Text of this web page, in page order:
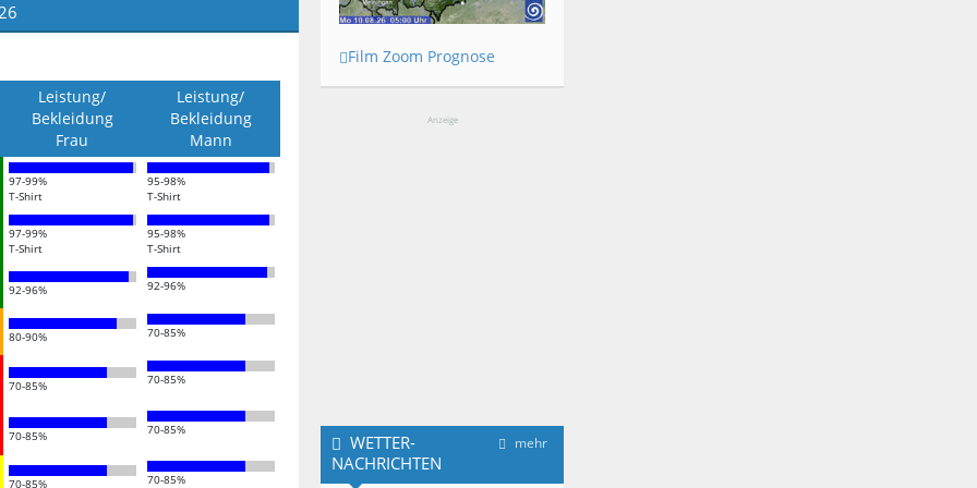
Leistung/
Bekleidung
Frau
Leistung/
Bekleidung
Mann
97-99%
T-Shirt
95-98%
T-Shirt
97-99%
T-Shirt
95-98%
T-Shirt
92-96% 92-96%
80-90% 70-85%
70-85% 70-85%
70-85% 70-85%
70-85% 70-85%
Film Zoom Prognose
Anzeige
mehr
WETTER-
NACHRICHTEN